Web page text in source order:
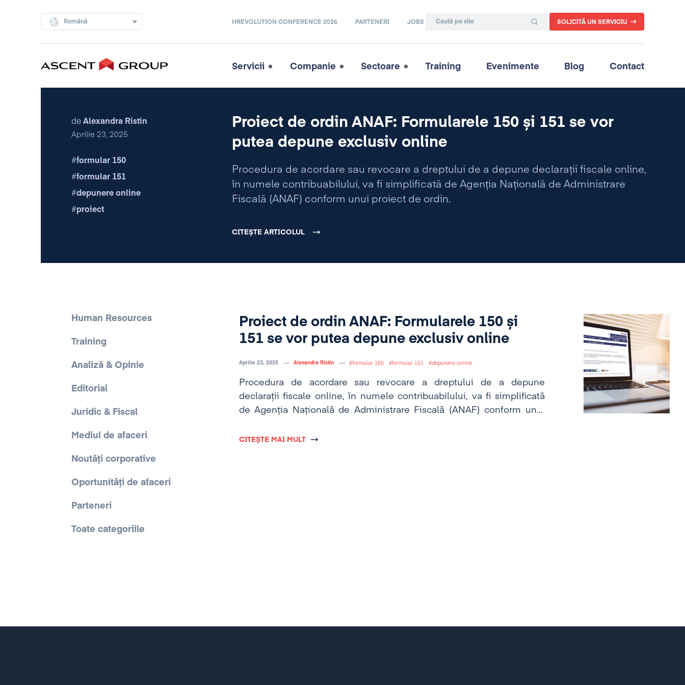
Română HREVOLUTION CONFERENCE 2026 PARTENERI JOBS SOLICITĂ UN SERVICIU
Servicii Companie Sectoare Training Evenimente Blog Contact
de Alexandra Ristin
Aprilie 23, 2025
formular 150
formular 151
depunere online
proiect
Proiect de ordin ANAF: Formularele 150 și 151 se vor
putea depune exclusiv online
Procedura de acordare sau revocare a dreptului de a depune declarații fiscale online,
în numele contribuabilului, va fi simplificată de Agenția Națională de Administrare
Fiscală (ANAF) conform unui proiect de ordin.
CITEȘTE ARTICOLUL
Human Resources
Training
Analiză & Opinie
Editorial
Juridic & Fiscal
Mediul de afaceri
Noutăți corporative
Oportunități de afaceri
Parteneri
Toate categoriile
Proiect de ordin ANAF: Formularele 150 și
151 se vor putea depune exclusiv online
Aprilie 23, 2025 Alexandra Ristin formular 150 formular 151 depunere online
Procedura de acordare sau revocare a dreptului de a depune
declarații fiscale online, în numele contribuabilului, va fi simplificată
de Agenția Națională de Administrare Fiscală (ANAF) conform unui
CITEȘTE MAI MULT